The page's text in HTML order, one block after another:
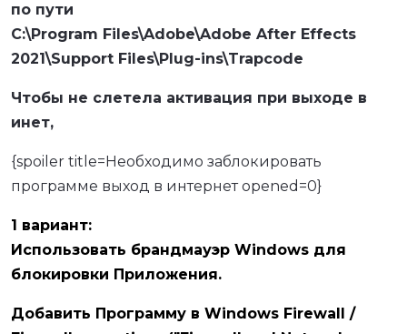
по пути
C:\Program Files\Adobe\Adobe After Effects
2021\Support Files\Plug-ins\Trapcode
Чтобы не слетела активация при выходе в
инет,
{spoiler title=Необходимо заблокировать
программе выход в интернет opened=0}
1 вариант:
Использовать брандмауэр Windows для
блокировки Приложения.
Добавить Программу в Windows Firewall /